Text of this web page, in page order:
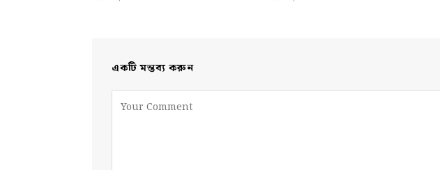
একটি মন্তব্য করুন